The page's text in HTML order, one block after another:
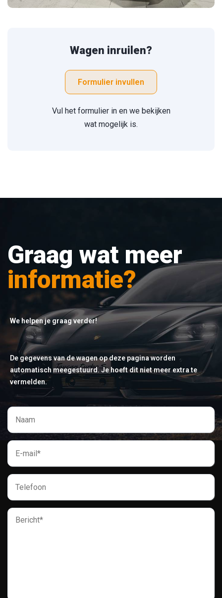
Wagen inruilen?
Formulier invullen
Vul het formulier in en we bekijken
wat mogelijk is.
Graag wat meer
informatie?
We helpen je graag verder!
De gegevens van de wagen op deze pagina worden
automatisch meegestuurd. Je hoeft dit niet meer extra te
vermelden.